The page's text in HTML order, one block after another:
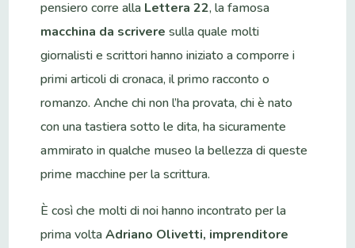
pensiero corre alla Lettera 22, la famosa
macchina da scrivere sulla quale molti
giornalisti e scrittori hanno iniziato a comporre i
primi articoli di cronaca, il primo racconto o
romanzo. Anche chi non l’ha provata, chi è nato
con una tastiera sotto le dita, ha sicuramente
ammirato in qualche museo la bellezza di queste
prime macchine per la scrittura.
È così che molti di noi hanno incontrato per la
prima voltaAdriano Olivetti, imprenditore